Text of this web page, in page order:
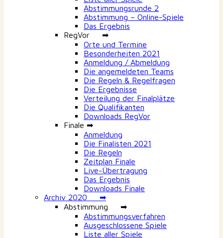
Abstimmungsrunde 2
Abstimmung – Online-Spiele
Das Ergebnis
RegVor ➡
Orte und Termine
Besonderheiten 2021
Anmeldung / Abmeldung
Die angemeldeten Teams
Die Regeln & Regelfragen
Die Ergebnisse
Verteilung der Finalplätze
Die Qualifikanten
Downloads RegVor
Finale ➡
Anmeldung
Die Finalisten 2021
Die Regeln
Zeitplan Finale
Live-Übertragung
Das Ergebnis
Downloads Finale
Archiv 2020 ➡
Abstimmung ➡
Abstimmungsverfahren
Ausgeschlossene Spiele
Liste aller Spiele